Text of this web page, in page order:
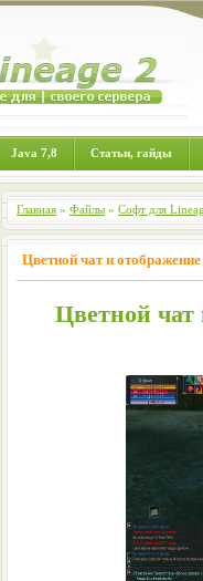
Java 7,8 Статьи, гайды
Главная » Файлы » Софт для
Цветной чат и
Цветной чат